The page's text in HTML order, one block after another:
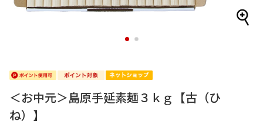
1 2
＜お中元＞島原手延素麺３ｋｇ【古（ひ
ね）】